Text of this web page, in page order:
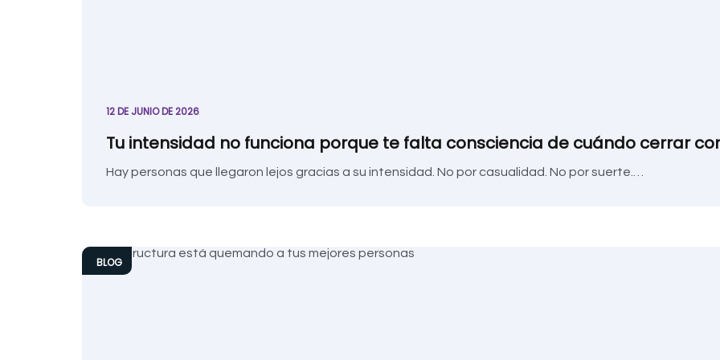
12 DE JUNIO DE 2026
Tu intensidad no funciona porque te falta consciencia de cuándo cerrar
Hay personas que llegaron lejos gracias a su intensidad. No por casualidad. No por suerte.…
BLOG